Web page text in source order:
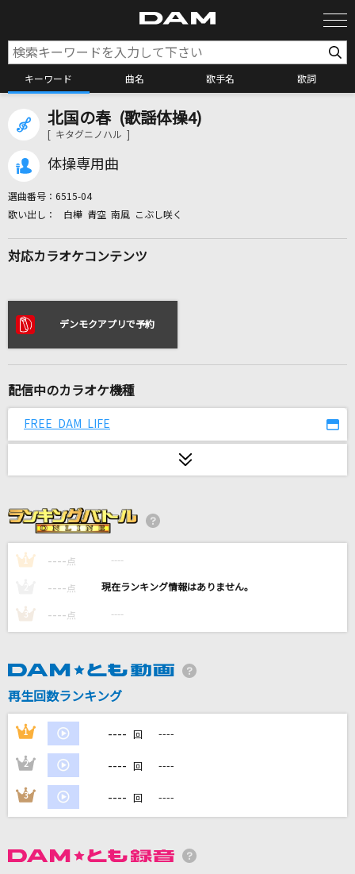
キーワード 曲名 歌手名 歌詞
カラオケ検索
リアルタイムで歌われている曲の一覧
嘘
シド
涙のイエスタデー
GARNET CROW
センチメンタル・ジャーニー
松本伊代
ジャンキーナイトタウンオーケストラ
すりぃ
Futuristic Player
Lemon
米津玄師
[生音]Torch of Liberty
KANA-BOON
Saucy Dog
北国の春 (歌謡体操4)
[ キタグニノハル ]
体操専用曲
選曲番号： 6515-04
白樺 青空 南風 こぶし咲く
対応カラオケコンテンツ
デンモクアプリで予約
配信中のカラオケ機種
FREE DAM LIFE
1 ---- 点 ----
---- 点 ----
3 ---- 点 ----
再生回数ランキング
1 ---- 回 ----
2 ---- 回 ----
3 ---- 回 ----